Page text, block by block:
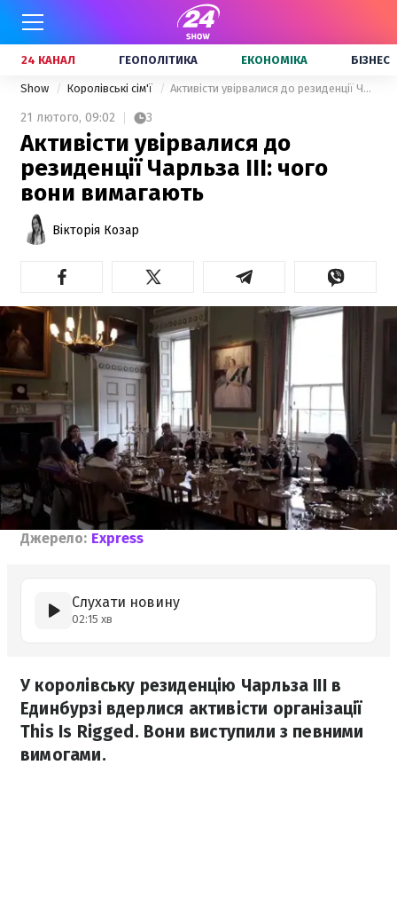
24 КАНАЛ ГЕОПОЛІТИКА ЕКОНОМІКА БІЗНЕС
Show Королівські сім'ї Активісти увірвалися до резиденції Чарльза III: чого вони вимагають
21 лютого, 09:02 3
Активісти увірвалися до
резиденції Чарльза III: чого
вони вимагають
Вікторія Козар
Джерело: Express
Слухати новину
02:15 хв
У королівську резиденцію Чарльза III в
Единбурзі вдерлися активісти організації
This Is Rigged. Вони виступили з певними
вимогами.